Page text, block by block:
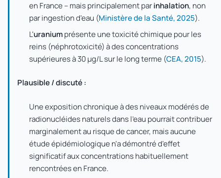
en France – mais principalement parinhalation, non
par ingestion d'eau (Ministère de la Santé, 2025).
L'uraniumprésente une toxicité chimique pour les
reins (néphrotoxicité) à des concentrations
supérieures à 30 µg/L sur le long terme (CEA, 2015).
Plausible / discuté :
Une exposition chronique à des niveaux modérés de
radionucléides naturels dans l'eau pourrait contribuer
marginalement au risque de cancer, mais aucune
étude épidémiologique n'a démontré d'effet
significatif aux concentrations habituellement
rencontrées en France.